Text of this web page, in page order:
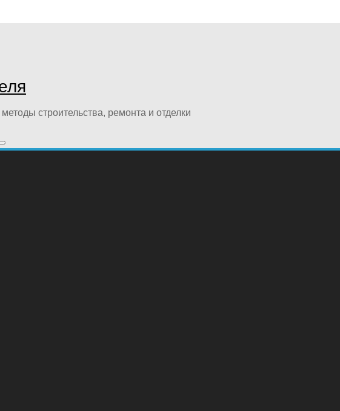
строительства, ремонта и отделки